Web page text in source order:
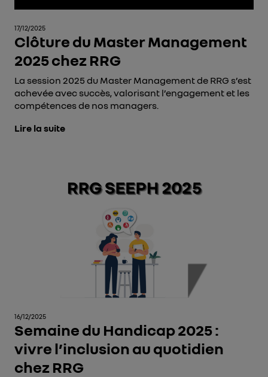
17/12/2025
Clôture du Master Management
2025 chez RRG
La session 2025 du Master Management de RRG s’est
achevée avec succès, valorisant l’engagement et les
compétences de nos managers.
Lire la suite
16/12/2025
Semaine du Handicap 2025 :
vivre l’inclusion au quotidien
chez RRG